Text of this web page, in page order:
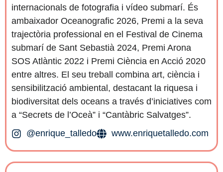
internacionals de fotografia i vídeo submarí. És
ambaixador Oceanografic 2026, Premi a la seva
trajectòria professional en el Festival de Cinema
submarí de Sant Sebastià 2024, Premi Arona
SOS Atlàntic 2022 i Premi Ciència en Acció 2020
entre altres. El seu treball combina art, ciència i
sensibilització ambiental, destacant la riquesa i
biodiversitat dels oceans a través d’iniciatives com
a “Secrets de l’Oceà” i “Cantàbric Salvatges”.
@enrique_talledo
www.enriquetalledo.com